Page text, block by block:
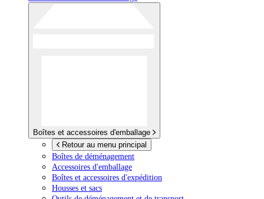
Boîtes et accessoires d'emballage
Retour au menu principal
Boîtes de déménagement
Accessoires d'emballage
Boîtes et accessoires d'expédition
Housses et sacs